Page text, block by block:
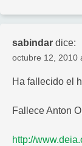
sabindar dice:
octubre 12, 2010
Ha fallecido el
Fallece Anton
http://